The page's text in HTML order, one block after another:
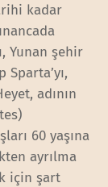
kadar
Yunan şehir
adının
60 yaşına
ayrılma
için şart